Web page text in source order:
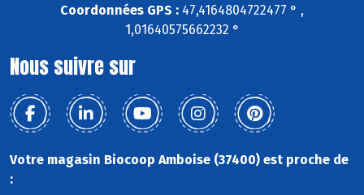
Coordonnées GPS : 47,4164804722477 ° ,
1,01640575662232 °
Nous suivre sur
Votre magasin Biocoop Amboise (37400) est proche de
: